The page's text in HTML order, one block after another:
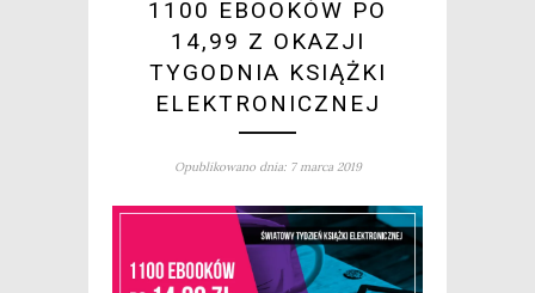
1100 EBOOKÓW PO
14,99 Z OKAZJI
TYGODNIA KSIĄŻKI
ELEKTRONICZNEJ
Opublikowano dnia: 7 marca 2019